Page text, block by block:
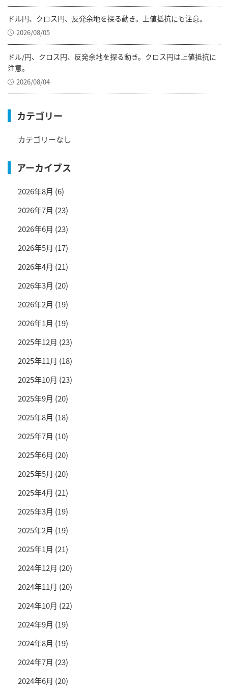
ドル円、クロス円、反発余地を探る動き。上値抵抗にも注意。
2026/08/05
ドル/円、クロス円、反発余地を探る動き。クロス円は上値抵抗に
注意。
2026/08/04
カテゴリー
カテゴリーなし
アーカイブス
2026年8月 (6)
2026年7月 (23)
2026年6月 (23)
2026年5月 (17)
2026年4月 (21)
2026年3月 (20)
2026年2月 (19)
2026年1月 (19)
2025年12月 (23)
2025年11月 (18)
2025年10月 (23)
2025年9月 (20)
2025年8月 (18)
2025年7月 (10)
2025年6月 (20)
2025年5月 (20)
2025年4月 (21)
2025年3月 (19)
2025年2月 (19)
2025年1月 (21)
2024年12月 (20)
2024年11月 (20)
2024年10月 (22)
2024年9月 (19)
2024年8月 (19)
2024年7月 (23)
2024年6月 (20)